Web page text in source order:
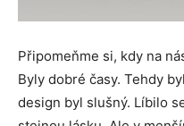
Připomeňme si, kdy na
Byly dobré časy. Tehdy
design byl slušný. Líbilo